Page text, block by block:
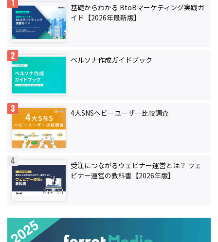
基礎からわかる BtoBマーケティング実践ガ
イド【2026年最新版】
ペルソナ作成ガイドブック
4大SNSヘビーユーザー比較調査
受注につながるウェビナー運営とは？ ウェ
ビナー運営の教科書【2026年版】